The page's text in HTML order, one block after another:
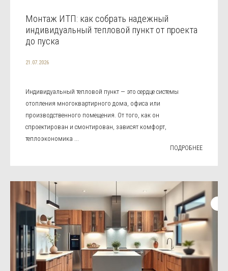
Монтаж ИТП: как собрать надежный
индивидуальный тепловой пункт от проекта
до пуска
21.07.2026
Индивидуальный тепловой пункт — это сердце системы
отопления многоквартирного дома, офиса или
производственного помещения. От того, как он
спроектирован и смонтирован, зависят комфорт,
теплоэкономика ...
ПОДРОБНЕЕ